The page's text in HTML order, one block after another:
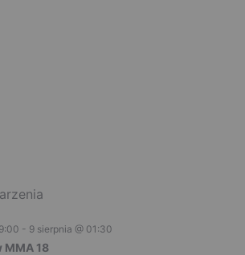
- 9 sierpnia @ 01:30
MMA 18